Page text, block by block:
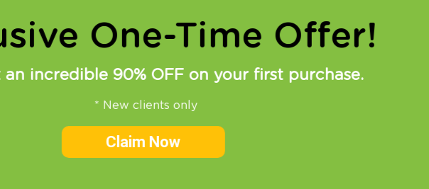
Все страны Все устройства
One-Time Offer!
an incredible 90% OFF on your first purchase.
* New clients only
Claim Now